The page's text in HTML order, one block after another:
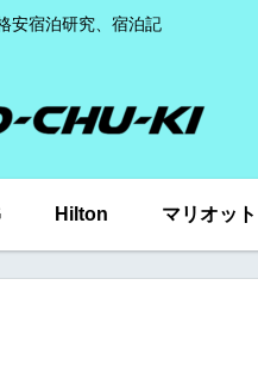
安宿泊研究、宿泊記
Hilton マリオット